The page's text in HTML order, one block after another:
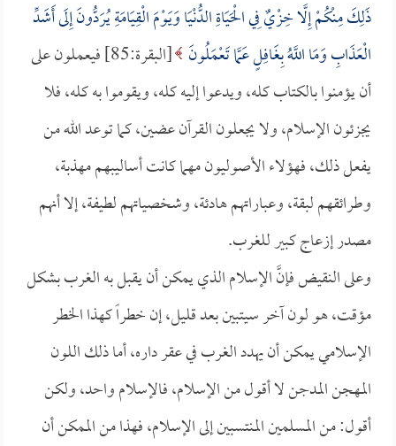
ذَلِكَ مِنْكُمْ إِلَّا خِزْيٌ فِي الْحَيَاةِ الدُّنْيَا وَيَوْمَ الْقِيَامَةِ يُرَدُّونَ إِلَى أَشَدِّ
الْعَذَابِ وَمَا اللَّهُ بِغَافِلٍ عَمَّا تَعْمَلُونَ
[البقرة:85] فيعملون على
أن يؤمنوا بالكتاب كله، ويدعوا إليه كله، ويقوموا به كله، فلا
يجزئون الإسلام، ولا يجعلون القرآن عضين، كما توعد الله من
يفعل ذلك، فهؤلاء الأصوليون مهما كانت أساليبهم مهذبة،
وطرائقهم لبقة، وعباراتهم هادئة، وشخصياتهم لطيفة، إلا أنهم
مصدر إزعاج كبير للغرب.
وعلى النقيض فإنَّ الإسلام الذي يمكن أن يقبل به الغرب بشكل
مؤقت، هو لون آخر سيتبين بعد قليل، إن خطراً كهذا الخطر
الإسلامي يمكن أن يهدد الغرب في عقر داره، أما ذلك اللون
المهجن المدجن لا أقول من الإسلام، فالإسلام واحد، ولكن
أقول: من المسلمين المنتسبين إلى الإسلام، فهذا من الممكن أن